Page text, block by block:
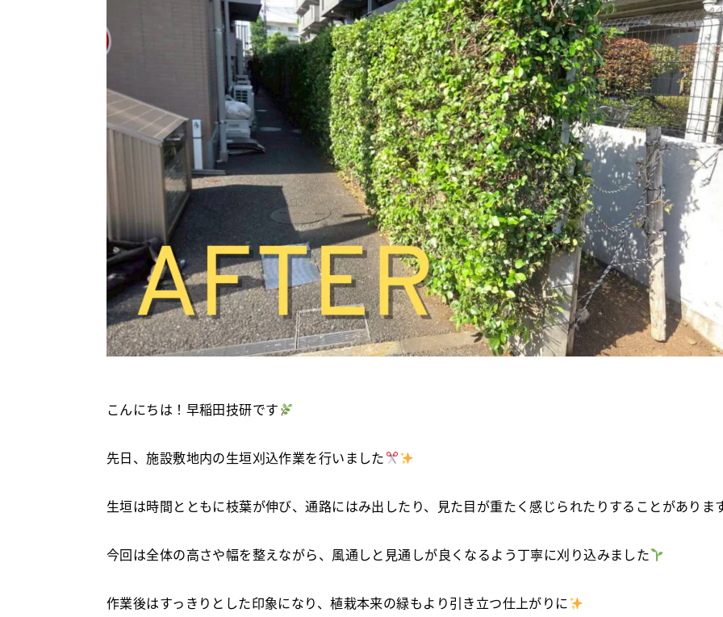
こんにちは！早稲田技研です
先日、施設敷地内の生垣刈込作業を行いました
生垣は時間とともに枝葉が伸び、通路にはみ出したり、見た目が重たく感じられたりすることがありま
今回は全体の高さや幅を整えながら、風通しと見通しが良くなるよう丁寧に刈り込みました
作業後はすっきりとした印象になり、植栽本来の緑もより引き立つ仕上がりに